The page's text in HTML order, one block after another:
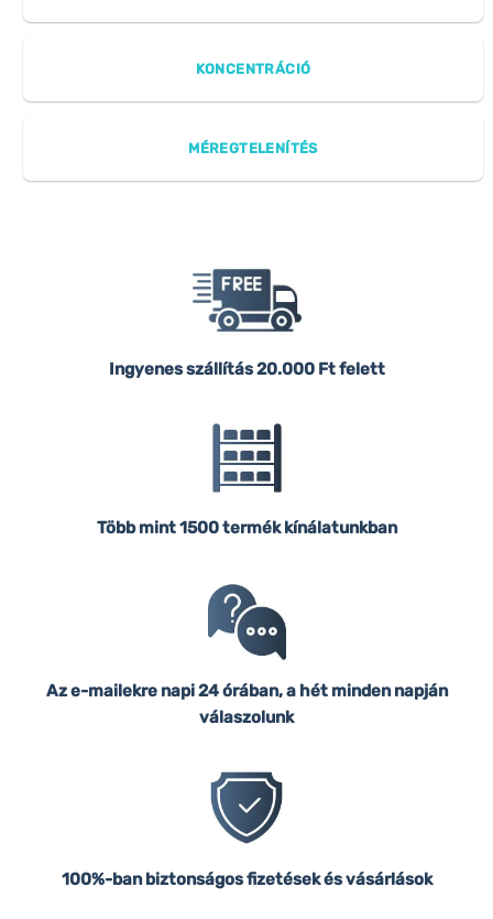
KONCENTRÁCIÓ
MÉREGTELENÍTÉS
Ingyenes szállítás20.000 Ft felett
Több mint 1500 termék kínálatunkban
Az e-mailekre napi 24 órában, a hét minden napján
válaszolunk
100%-ban biztonságos fizetések és vásárlások